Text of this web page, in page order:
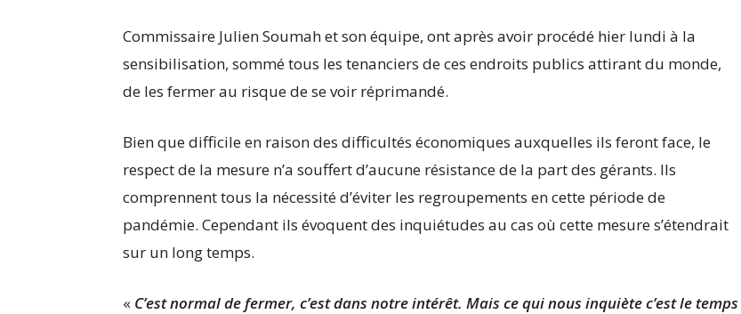
Commissaire Julien Soumah et son équipe, ont après avoir procédé hier lundi à la
sensibilisation, sommé tous les tenanciers de ces endroits publics attirant du monde,
de les fermer au risque de se voir réprimandé.
Bien que difficile en raison des difficultés économiques auxquelles ils feront face, le
respect de la mesure n’a souffert d’aucune résistance de la part des gérants. Ils
comprennent tous la nécessité d’éviter les regroupements en cette période de
pandémie. Cependant ils évoquent des inquiétudes au cas où cette mesure s’étendrait
sur un long temps.
« C’est normal de fermer, c’est dans notre intérêt. Mais ce qui nous inquiète c’est le temps